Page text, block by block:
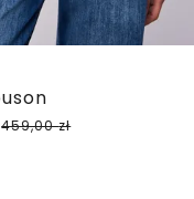
459,00zł